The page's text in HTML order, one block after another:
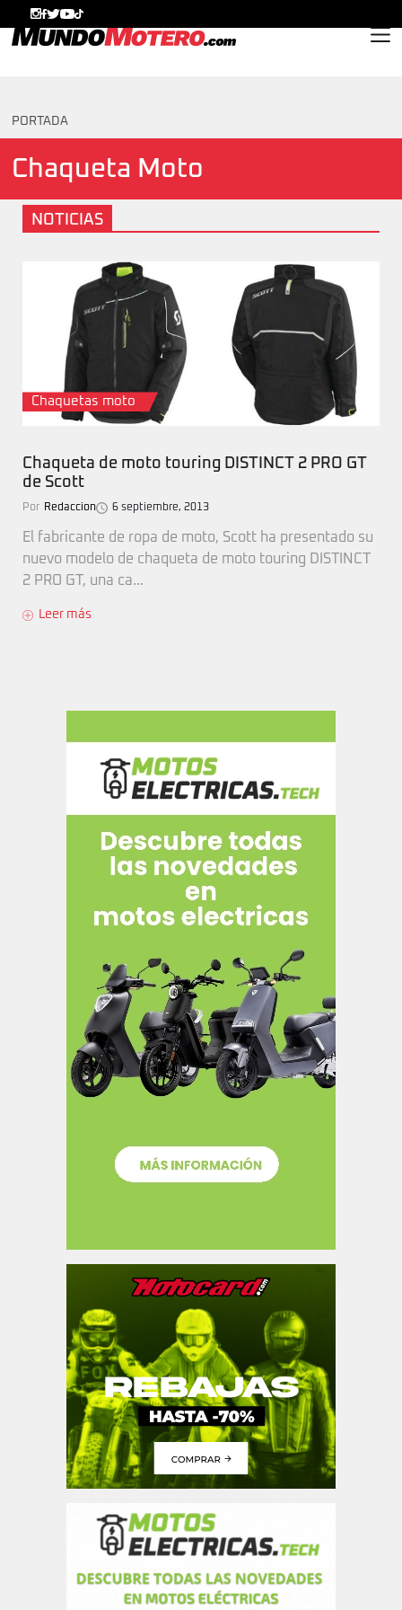
PORTADA
Chaqueta Moto
NOTICIAS
Chaquetas moto
Chaqueta de moto touring DISTINCT 2 PRO GT
de Scott
Por Redaccion 6 septiembre, 2013
El fabricante de ropa de moto, Scott ha presentado su
nuevo modelo de chaqueta de moto touring DISTINCT
2 PRO GT, una ca...
Leer más